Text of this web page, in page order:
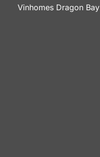
Vinhomes Dragon Bay